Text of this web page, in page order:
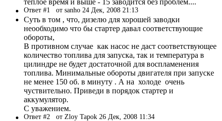
Ответ #1 от sanho 24 Дек, 2008 21:13
Суть в том , что, дизелю для хорошей заводки
неообходимо что бы стартер давал соответствующие
обороты,
В противном случае как насос не даст соответствующее
количество топлива для запуска, так и температура в
цилиндре не будет достаточной для воспламенения
топлива. Минимальные обороты двигателя при запуске
не менее 150 об. в минуту . А на холоде очень
чуствительно. Приведи в порядок стартер и
аккумулятор.
С уважением.
Ответ #2 от Zloy Tapok 26 Дек, 2008 11:34